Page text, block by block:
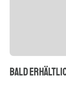
BALD